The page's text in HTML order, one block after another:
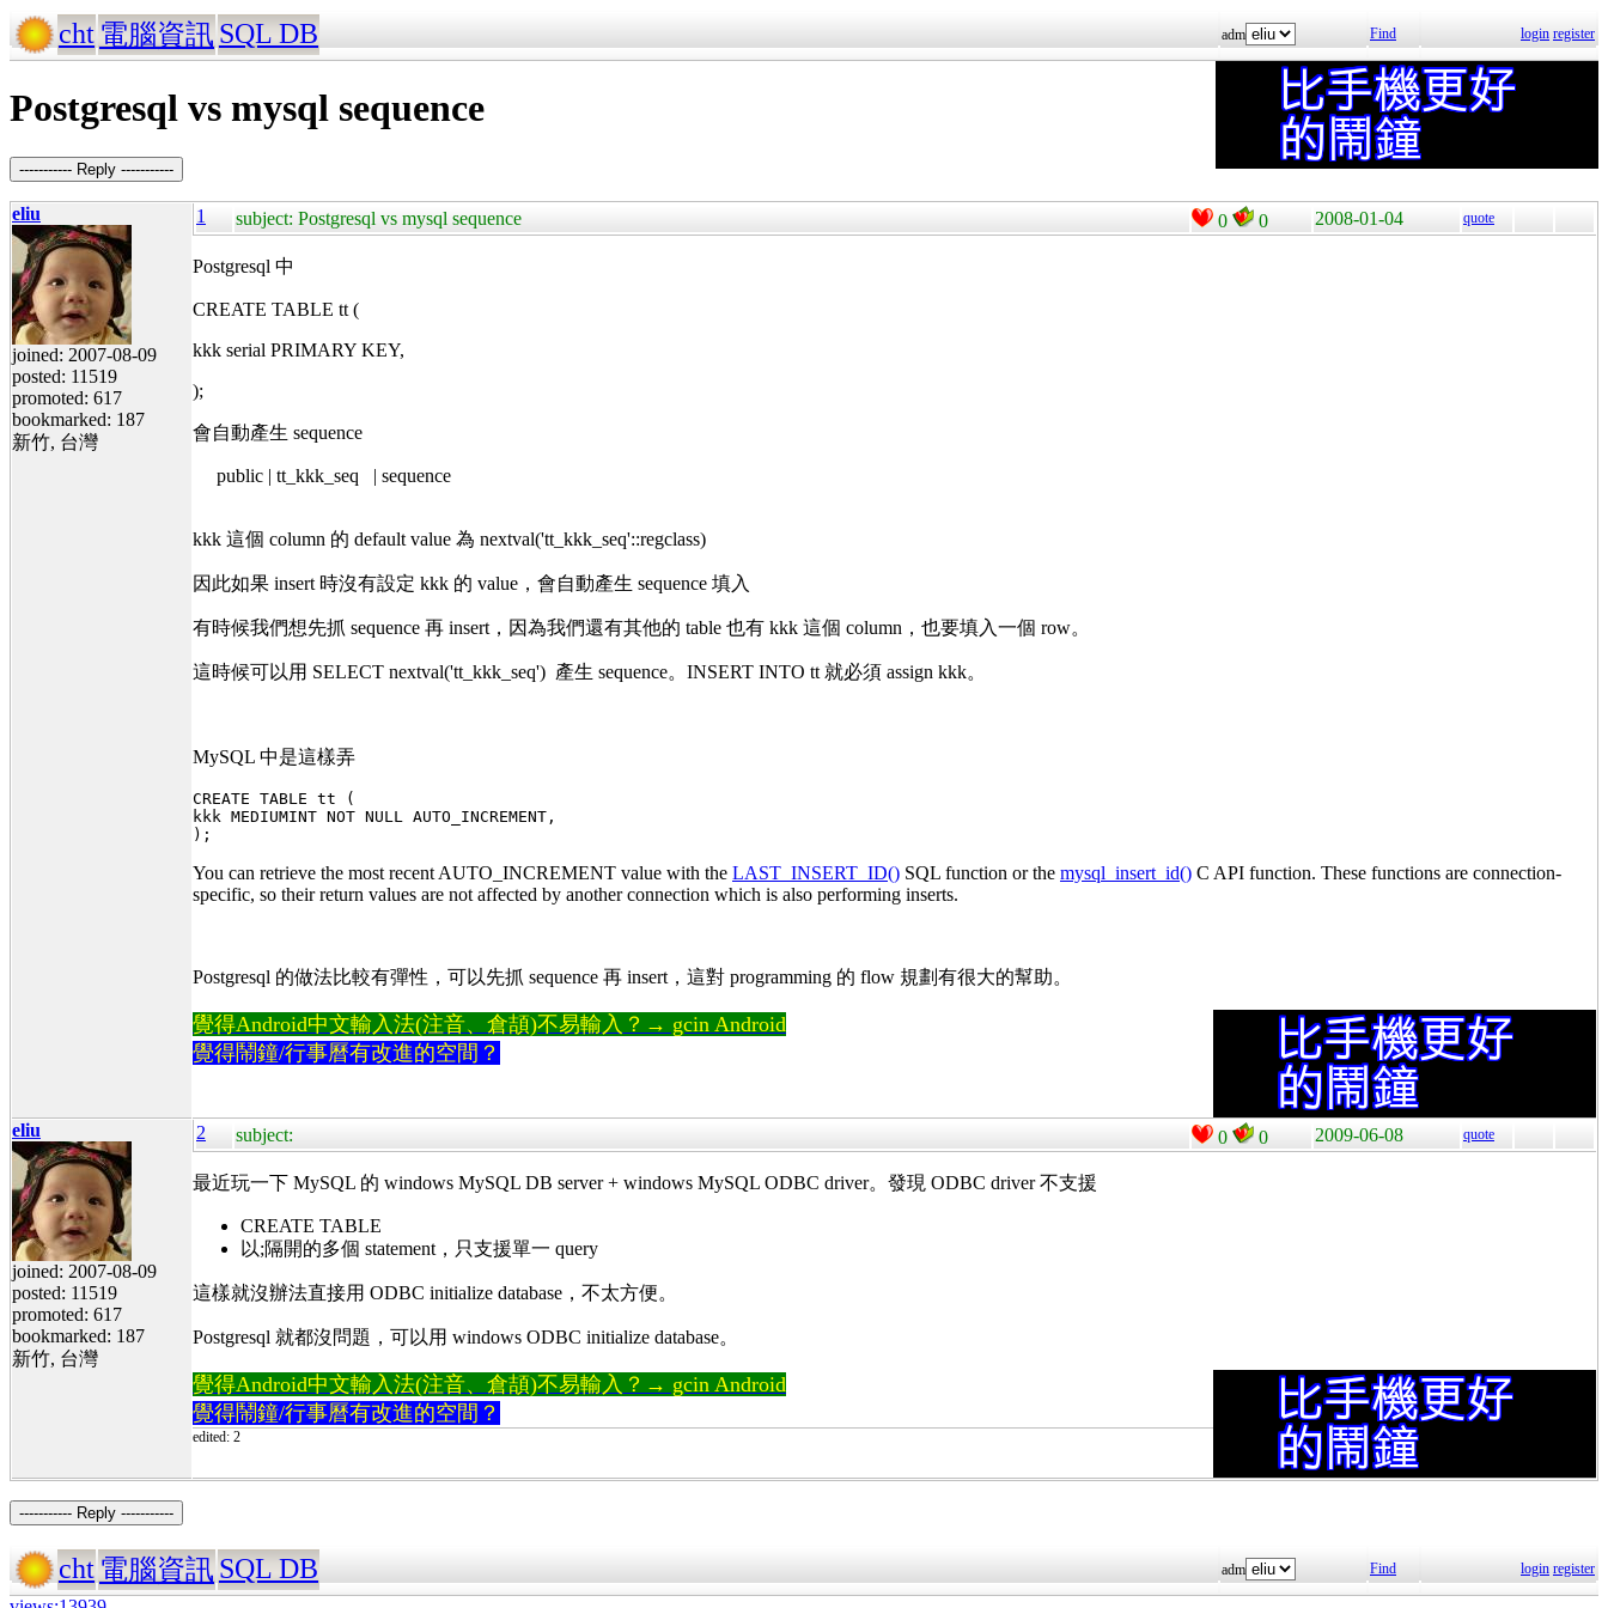
cht 電腦資訊 SQL DB adm Find login register
Postgresql vs mysql sequence
----------- Reply -----------
eliu
joined: 2007-08-09
posted: 11519
promoted: 617
bookmarked: 187
新竹, 台灣
1 subject: Postgresql vs mysql sequence 0 0 2008-01-04 quote
Postgresql 中
CREATE TABLE tt (
kkk serial PRIMARY KEY,
);
會自動產生 sequence
public | tt_kkk_seq | sequence
kkk 這個 column 的 default value 為 nextval('tt_kkk_seq'::regclass)
因此如果 insert 時沒有設定 kkk 的 value，會自動產生 sequence 填入
有時候我們想先抓 sequence 再 insert，因為我們還有其他的 table 也有 kkk 這個 column，也要填入一個 row。
這時候可以用 SELECT nextval('tt_kkk_seq') 產生 sequence。INSERT INTO tt 就必須 assign kkk。
MySQL 中是這樣弄
CREATE TABLE tt (
kkk MEDIUMINT NOT NULL AUTO_INCREMENT,
You can retrieve the most recent AUTO_INCREMENT value with the LAST_INSERT_ID() SQL function or the mysql_insert_id() C API function. These functions are connection-
specific, so their return values are not affected by another connection which is also performing inserts.
Postgresql 的做法比較有彈性，可以先抓 sequence 再 insert，這對 programming 的 flow 規劃有很大的幫助。
覺得Android中文輸入法(注音、倉頡)不易輸入？→ gcin Android
覺得鬧鐘/行事曆有改進的空間？
eliu
joined: 2007-08-09
posted: 11519
promoted: 617
bookmarked: 187
新竹, 台灣
2 subject: 0 0 2009-06-08 quote
最近玩一下 MySQL 的 windows MySQL DB server + windows MySQL ODBC driver。發現 ODBC driver 不支援
CREATE TABLE
以;隔開的多個 statement，只支援單一 query
這樣就沒辦法直接用 ODBC initialize database，不太方便。
Postgresql 就都沒問題，可以用 windows ODBC initialize database。
覺得Android中文輸入法(注音、倉頡)不易輸入？→ gcin Android
覺得鬧鐘/行事曆有改進的空間？
edited: 2
----------- Reply -----------
cht 電腦資訊 SQL DB adm Find login register